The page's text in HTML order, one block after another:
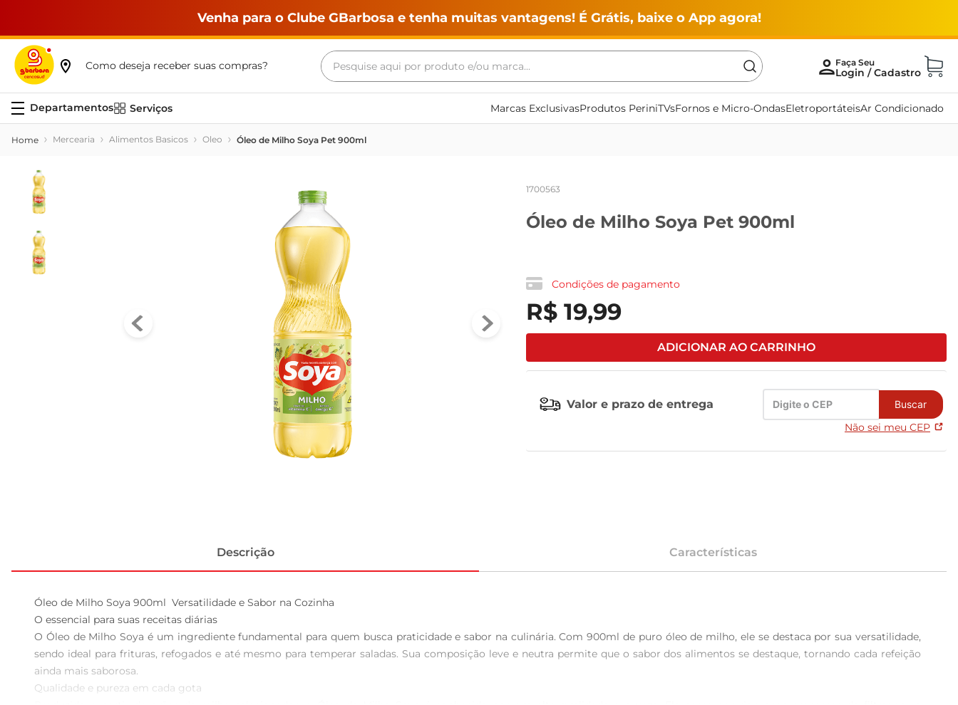
Venha para o Clube GBarbosa e tenha muitas vantagens! É Grátis, baixe o App agora!
Como deseja receber suas compras?
Pesquise aqui por produto e/ou marca...
Serviços Marcas ExclusivasProdutos PeriniTVsFornos e Micro-OndasEletroportáteisAr Condicionado
Mercearia Alimentos Basicos Oleo Óleo de Milho Soya Pet 900ml
1700563
Óleo de Milho Soya Pet 900ml
Condições de pagamento
R$ 19,99
ADICIONAR AO CARRINHO
Valor e prazo de entrega Buscar
Não sei meu CEP
Descrição Características
Óleo de Milho Soya 900ml  Versatilidade e Sabor na Cozinha
O essencial para suas receitas diárias
O Óleo de Milho Soya é um ingrediente fundamental para quem busca praticidade e sabor na culinária. Com 900ml de puro óleo de milho, ele se destaca por sua versatilidade,
sendo ideal para frituras, refogados e até mesmo para temperar saladas. Sua composição leve e neutra permite que o sabor dos alimentos se destaque, tornando cada refeição
ainda mais saborosa.
Qualidade e pureza em cada gota
Termos mais buscados
maquina lavar
frango
leite pó
tv